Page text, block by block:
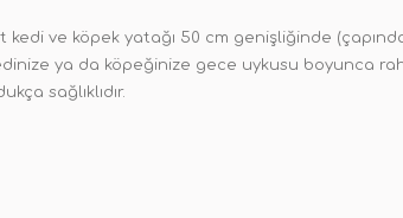
kedi ve köpek yatağı 50 cm genişliğinde
ya da köpeğinize gece uykusu boyunca
sağlıklıdır.